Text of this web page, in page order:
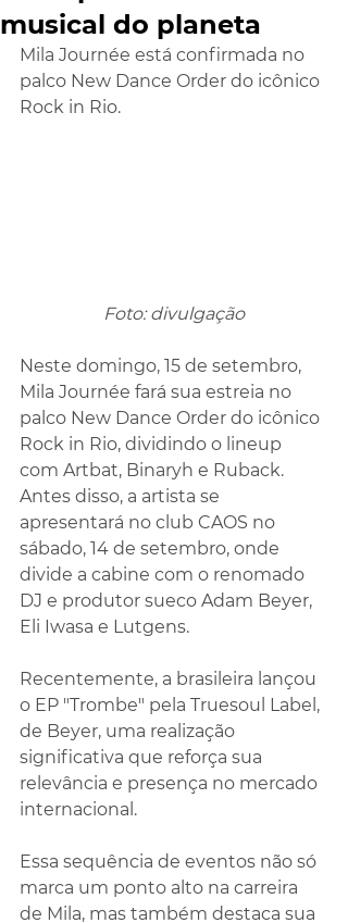
musical do planeta
Mila Journée está confirmada no
palco New Dance Order do icônico
Rock in Rio.
Foto: divulgação
Neste domingo, 15 de setembro,
Mila Journée fará sua estreia no
palco New Dance Order do icônico
Rock in Rio, dividindo o lineup
com Artbat, Binaryh e Ruback.
Antes disso, a artista se
apresentará no club CAOS no
sábado, 14 de setembro, onde
divide a cabine com o renomado
DJ e produtor sueco Adam Beyer,
Eli Iwasa e Lutgens.
Recentemente, a brasileira lançou
o EP "Trombe" pela Truesoul Label,
de Beyer, uma realização
significativa que reforça sua
relevância e presença no mercado
internacional.
Essa sequência de eventos não só
marca um ponto alto na carreira
de Mila, mas também destaca sua